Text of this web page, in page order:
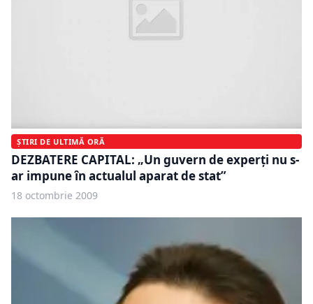
ȘTIRI DE ULTIMĂ ORĂ
DEZBATERE CAPITAL: „Un guvern de experţi nu s-
ar impune în actualul aparat de stat”
18 octombrie 2009